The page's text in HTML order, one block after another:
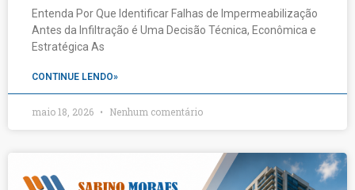
Entenda Por Que Identificar Falhas de Impermeabilização
Antes da Infiltração é Uma Decisão Técnica, Econômica e
Estratégica As
CONTINUE LENDO»
maio 18, 2026 Nenhum comentário